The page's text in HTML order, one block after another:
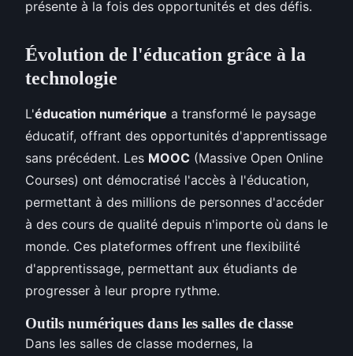
présente à la fois des opportunités et des défis.
Évolution de l'éducation grâce à la
technologie
L'éducation numérique a transformé le paysage
éducatif, offrant des opportunités d'apprentissage
sans précédent. Les MOOC (Massive Open Online
Courses) ont démocratisé l'accès à l'éducation,
permettant à des millions de personnes d'accéder
à des cours de qualité depuis n'importe où dans le
monde. Ces plateformes offrent une flexibilité
d'apprentissage, permettant aux étudiants de
progresser à leur propre rythme.
Outils numériques dans les salles de classe
Dans les salles de classe modernes, la